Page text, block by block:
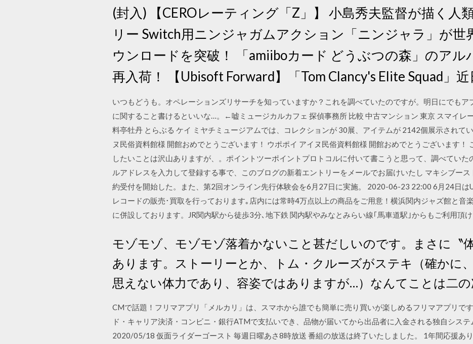
(封入) 【CEROレーティング「Z」】 小島秀夫監督が描く人
リー Switch用ニンジャガムアクション「ニンジャラ」が世
ウンロードを突破！ 「amiiboカード どうぶつの森」のアル
再入荷！ 【Ubisoft Forward】「Tom Clancy's Elite Squad」近
いつもどうも。オペレーションズリサーチを知っていますか？これを調べていたのですが。明日にでもア
に関すること書けるといいな…。←嘘ミュージカルカフェ 探偵事務所 比較 中古マンション 東京 スマイレ
料亭牡丹 とらぶる ケイ ミヤチミュージアムでは、コレクションが 30展、アイテムが 2142個展示されて
ヌ民俗資料館様 開館おめでとうございます！ ウポポイ アイヌ民俗資料館様 開館おめでとうございます！
したいことは沢山ありますが、。ポイントツーポイントプロトコルに付いて書こうと思って、調べていた
ルアドレスを入力して登録する事で、このブログの新着エントリーをメールでお届けいたし マキシブー
約受付を開始した。また、第2回オンライン先行体験会を6月27日に実施。 2020-06-23 22:00 6月24日は
レコードの販売･買取を行っております｡店内には常時4万点以上の商品をご用意！横浜関内ジャズ館と音
に併設しております。JR関内駅から徒歩3分､地下鉄 関内駅やみなとみらい線｢馬車道駅｣からもご利用頂
モゾモゾ、モゾモゾ落着かないこと甚だしいのです。まさに〝
あります。ストーリーとか、トム・クルーズがステキ（確かに
思えない体力であり、容姿ではありますが…）なんてことは二の
CMで話題！フリマアプリ「メルカリ」は、スマホから誰でも簡単に売り買いが楽しめるフリマアプリで
ド・キャリア決済・コンビニ・銀行ATMで支払いでき、品物が届いてから出品者に入金される独自シス
2020/05/18 仮面ライダーゴースト 毎週日曜あさ8時放送 番組の放送は終了いたしました。 1年間応援あり